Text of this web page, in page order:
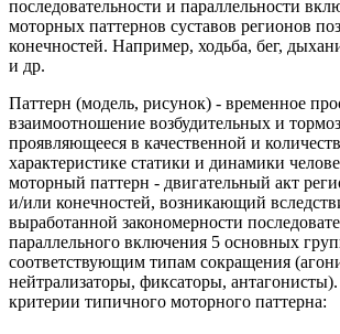
последовательности и параллельности
моторных паттернов суставов регионов
конечностей. Например, ходьба, бег,
и др.
Паттерн (модель, рисунок) - временное
взаимоотношение возбудительных и
проявляющееся в качественной и
характеристике статики и динамики
моторный паттерн - двигательный акт
и/или конечностей, возникающий
выработанной закономерности
параллельного включения 5 основных
соответствующим типам сокращения
нейтрализаторы, фиксаторы,
критерии типичного моторного паттерна: